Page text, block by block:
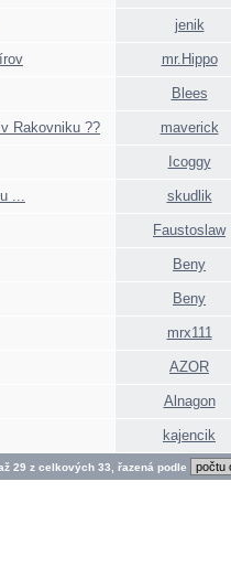
jenik
mr.Hippo
Blees
Rakovniku ?? maverick
Icoggy
... skudlik
Faustoslaw
Beny
Beny
mrx111
AZOR
Alnagon
kajencik
29 z celkových 33, řazená podle